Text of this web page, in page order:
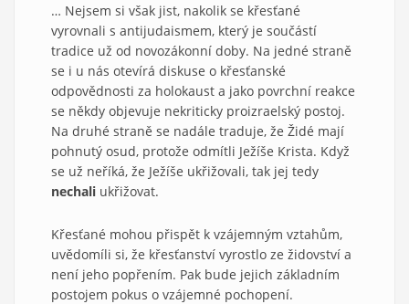
… Nejsem si však jist, nakolik se křesťané
vyrovnali s antijudaismem, který je součástí
tradice už od novozákonní doby. Na jedné straně
se i u nás otevírá diskuse o křesťanské
odpovědnosti za holokaust a jako povrchní reakce
se někdy objevuje nekriticky proizraelský postoj.
Na druhé straně se nadále traduje, že Židé mají
pohnutý osud, protože odmítli Ježíše Krista. Když
se už neříká, že Ježíše ukřižovali, tak jej tedy
nechali ukřižovat.
Křesťané mohou přispět k vzájemným vztahům,
uvědomíli si, že křesťanství vyrostlo ze židovství a
není jeho popřením. Pak bude jejich základním
postojem pokus o vzájemné pochopení.